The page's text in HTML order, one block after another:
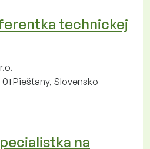
technickej
01 Piešťany, Slovensko
na